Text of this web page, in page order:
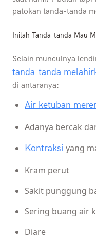
patokan tanda-tanda
Inilah Tanda-tanda Mau
Selain munculnya
tanda-tanda
di antaranya:
Air ketuban
Adanya bercak
Kontraksi yang
Kram perut
Sakit punggung
Sering buang air
Diare